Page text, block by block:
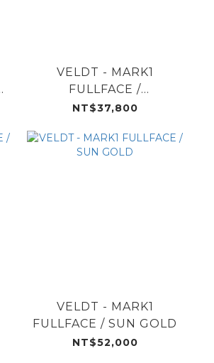
VELDT - MARK1
FULLFACE /
IRIDESCENT BLUE
NT$37,800
VELDT - MARK1
FULLFACE / SUN GOLD
NT$52,000